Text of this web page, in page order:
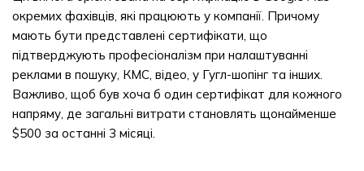
окремих фахівців, які працюють у компанії. Причому
мають бути представлені сертифікати, що
підтверджують професіоналізм при налаштуванні
реклами в пошуку, КМС, відео, у Гугл-шопінг та інших.
Важливо, щоб був хоча б один сертифікат для кожного
напряму, де загальні витрати становлять щонайменше
$500 за останні 3 місяці.